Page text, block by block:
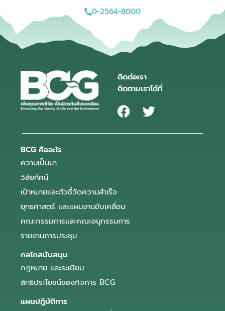
0-2564-8000
ติดต่อเรา
ติดตามเราได้ที่
BCG คืออะไร
ความเป็นมา
วิสัยทัศน์
เป้าหมายและตัวชี้วัดความสำเร็จ
ยุทธศาสตร์ และแผนงานขับเคลื่อน
คณะกรรมการและคณะอนุกรรมการ
รายงานการประชุม
กลไกสนับสนุน
กฎหมาย และระเบียบ
สิทธิประโยชน์ของกิจการ BCG
แผนปฏิบัติการ